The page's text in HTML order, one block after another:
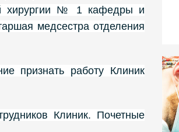
хирургии № 1 кафедры и
медсестра отделения
признать работу Клиник
Клиник. Почетные